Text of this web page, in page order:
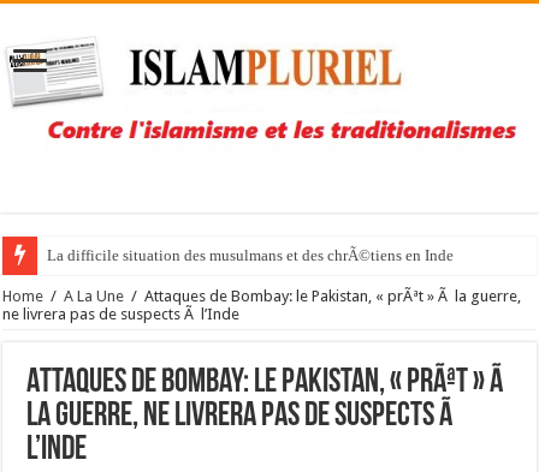
La difficile situation des musulmans et des chrÃ©tiens en Inde
Home / A La Une / Attaques de Bombay: le Pakistan, « prÃªt » Ã la guerre,
ne livrera pas de suspects Ã l’Inde
Attaques de Bombay: le Pakistan, « prÃªt » Ã
la guerre, ne livrera pas de suspects Ã
l’Inde